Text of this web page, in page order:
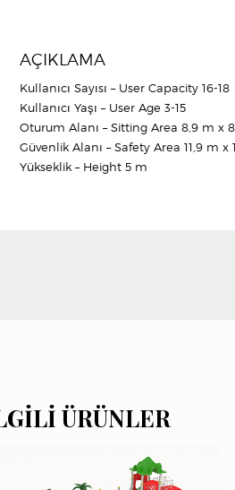
AÇIKLAMA
Kullanıcı Sayısı – User Capacity 16-18
Kullanıcı Yaşı – User Age 3-15
Oturum Alanı – Sitting Area 8,9 m x
Güvenlik Alanı – Safety Area 11,9 m x
Yükseklik – Height 5 m
ÜRÜNLER